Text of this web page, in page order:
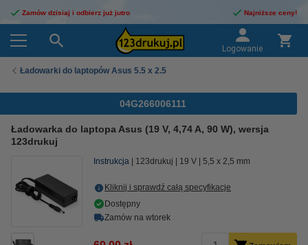
Zamów dzisiaj i odbierz już jutro Najniższe ceny!
Logowanie
Ładowarki do laptopów Asus 5.5 x 2.5
04G266006111
Ładowarka do laptopa Asus (19 V, 4,74 A, 90 W), wersja
123drukuj
Instrukcja 123drukuj 19 V 5,5 x 2,5 mm
Kliknij i sprawdź całą specyfikacje
Dostępny
Zamów na wtorek